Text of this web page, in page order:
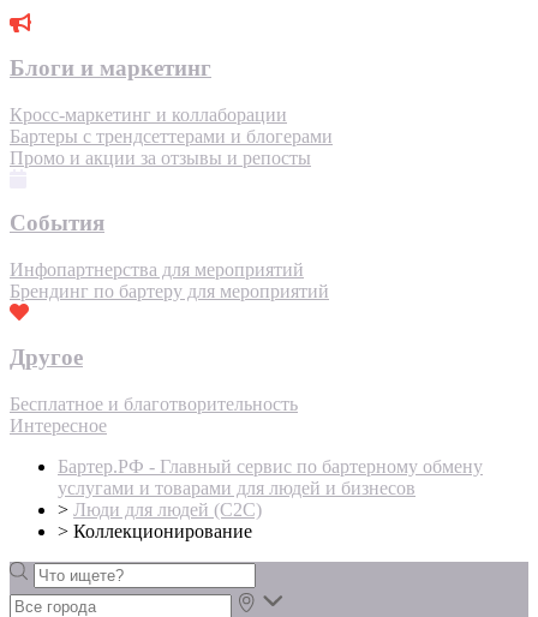
Блоги и маркетинг
Кросс-маркетинг и коллаборации
Бартеры с трендсеттерами и блогерами
Промо и акции за отзывы и репосты
События
Инфопартнерства для мероприятий
Брендинг по бартеру для мероприятий
Другое
Бесплатное и благотворительность
Интересное
Бартер.РФ - Главный сервис по бартерному обмену
услугами и товарами для людей и бизнесов
> Люди для людей (С2С)
> Коллекционирование